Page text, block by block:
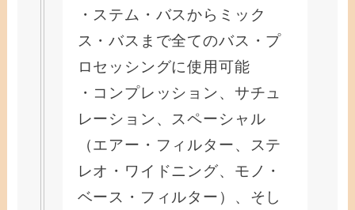
・ステム・バスからミック
ス・バスまで全てのバス・プ
ロセッシングに使用可能
・コンプレッション、サチュ
レーション、スペーシャル
（エアー・フィルター、ステ
レオ・ワイドニング、モノ・
ベース・フィルター）、そし